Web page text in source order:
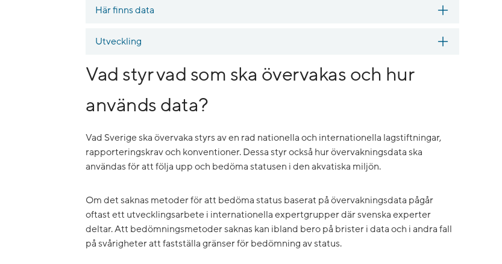
Här finns data
Utveckling
Vad styr vad som ska övervakas och hur
används data?
Vad Sverige ska övervaka styrs av en rad nationella och internationella lagstiftningar,
rapporteringskrav och konventioner. Dessa styr också hur övervakningsdata ska
användas för att följa upp och bedöma statusen i den akvatiska miljön.
Om det saknas metoder för att bedöma status baserat på övervakningsdata pågår
oftast ett utvecklingsarbete i internationella expertgrupper där svenska experter
deltar. Att bedömningsmetoder saknas kan ibland bero på brister i data och i andra fall
på svårigheter att fastställa gränser för bedömning av status.